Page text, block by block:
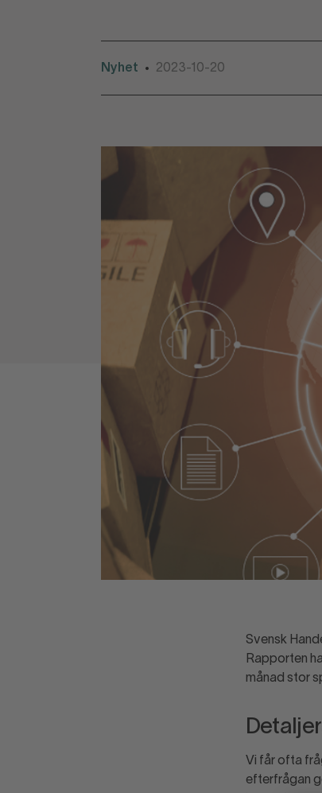
Nyhet • 2023-10-20
Svensk
Rapporten
månad stor
Vi får ofta
efterfrågan